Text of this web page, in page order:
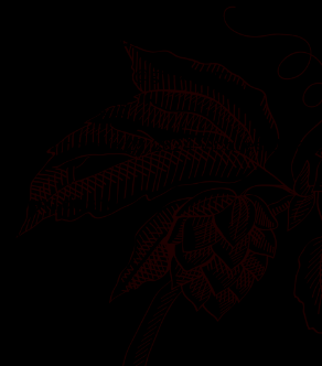
Menu du site
Accueil
Informations de contact
topaze.vicques@gmail.com
032 435 64 15
Rte Principale 28, 2824 Vicques, Jura,